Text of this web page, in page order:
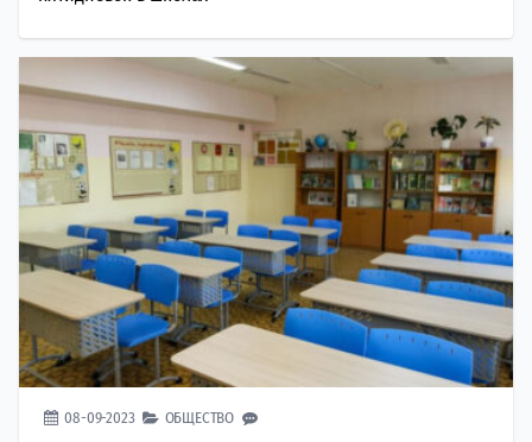
08-09-2023 ОБЩЕСТВО